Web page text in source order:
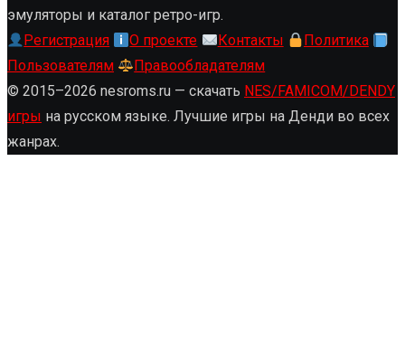
эмуляторы и каталог ретро-игр.
Регистрация
О проекте Контакты
Политика
Пользователям
Правообладателям
© 2015–2026 nesroms.ru — скачать NES/FAMICOM/DENDY
игры на русском языке. Лучшие игры на Денди во всех
жанрах.